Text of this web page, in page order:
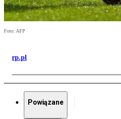
Foto: AFP
rp.pl
Powiązane